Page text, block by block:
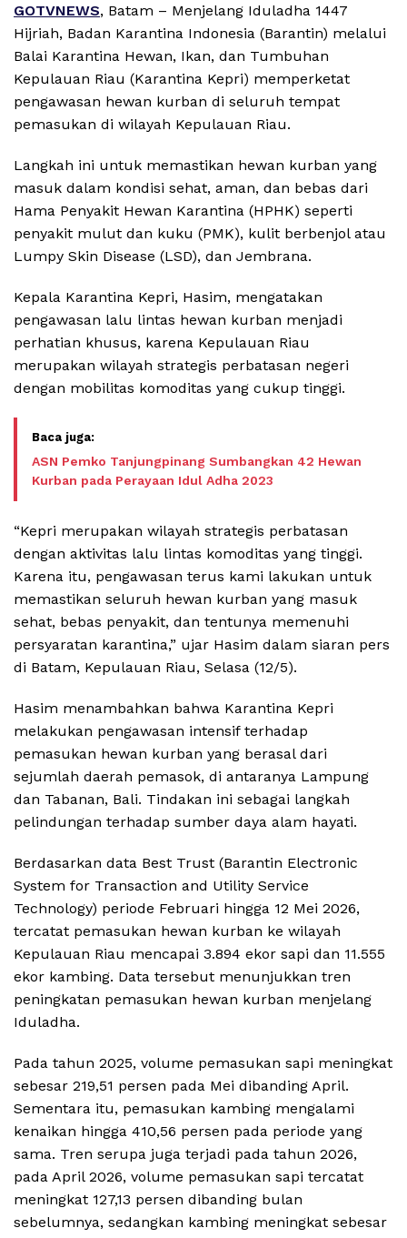
GOTVNEWS, Batam – Menjelang Iduladha 1447
Hijriah, Badan Karantina Indonesia (Barantin) melalui
Balai Karantina Hewan, Ikan, dan Tumbuhan
Kepulauan Riau (Karantina Kepri) memperketat
pengawasan hewan kurban di seluruh tempat
pemasukan di wilayah Kepulauan Riau.
Langkah ini untuk memastikan hewan kurban yang
masuk dalam kondisi sehat, aman, dan bebas dari
Hama Penyakit Hewan Karantina (HPHK) seperti
penyakit mulut dan kuku (PMK), kulit berbenjol atau
Lumpy Skin Disease (LSD), dan Jembrana.
Kepala Karantina Kepri, Hasim, mengatakan
pengawasan lalu lintas hewan kurban menjadi
perhatian khusus, karena Kepulauan Riau
merupakan wilayah strategis perbatasan negeri
dengan mobilitas komoditas yang cukup tinggi.
ASN Pemko Tanjungpinang Sumbangkan 42 Hewan
Kurban pada Perayaan Idul Adha 2023
“Kepri merupakan wilayah strategis perbatasan
dengan aktivitas lalu lintas komoditas yang tinggi.
Karena itu, pengawasan terus kami lakukan untuk
memastikan seluruh hewan kurban yang masuk
sehat, bebas penyakit, dan tentunya memenuhi
persyaratan karantina,” ujar Hasim dalam siaran pers
di Batam, Kepulauan Riau, Selasa (12/5).
Hasim menambahkan bahwa Karantina Kepri
melakukan pengawasan intensif terhadap
pemasukan hewan kurban yang berasal dari
sejumlah daerah pemasok, di antaranya Lampung
dan Tabanan, Bali. Tindakan ini sebagai langkah
pelindungan terhadap sumber daya alam hayati.
Berdasarkan data Best Trust (Barantin Electronic
System for Transaction and Utility Service
Technology) periode Februari hingga 12 Mei 2026,
tercatat pemasukan hewan kurban ke wilayah
Kepulauan Riau mencapai 3.894 ekor sapi dan 11.555
ekor kambing. Data tersebut menunjukkan tren
peningkatan pemasukan hewan kurban menjelang
Iduladha.
Pada tahun 2025, volume pemasukan sapi meningkat
sebesar 219,51 persen pada Mei dibanding April.
Sementara itu, pemasukan kambing mengalami
kenaikan hingga 410,56 persen pada periode yang
sama. Tren serupa juga terjadi pada tahun 2026,
pada April 2026, volume pemasukan sapi tercatat
meningkat 127,13 persen dibanding bulan
sebelumnya, sedangkan kambing meningkat sebesar